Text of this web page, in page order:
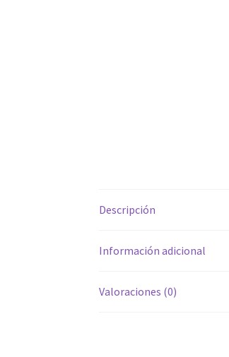
Descripción
Información adicional
Valoraciones (0)